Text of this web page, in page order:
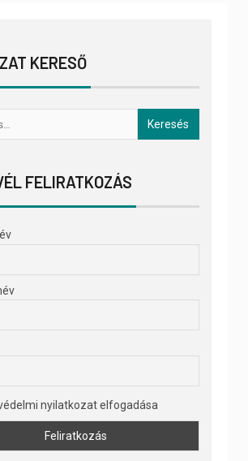
KERESŐ
FELIRATKOZÁS
nyilatkozat elfogadása